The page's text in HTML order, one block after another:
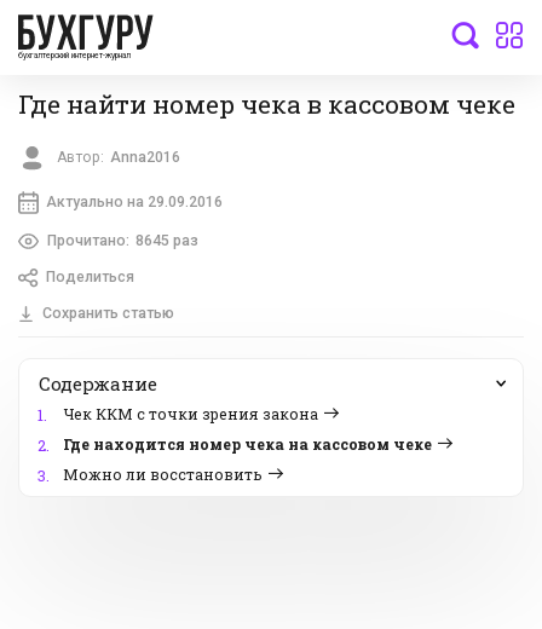
бухгалтерский интернет-журнал
Где найти номер чека в кассовом чеке
Автор: Anna2016
Актуально на 29.09.2016
Прочитано: 8645 раз
Поделиться
Сохранить статью
Содержание
1.
Чек ККМ с точки зрения закона
2.
Где находится номер чека на кассовом чеке
3.
Можно ли восстановить